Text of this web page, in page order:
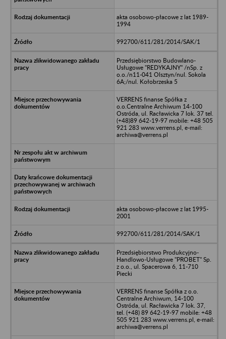
akta osobowo-płacowe z lat 1989-
1994
992700/611/281/2014/SAK/1
Przedsiębiorstwo Budowlano-
Usługowe "REDYKAJNY" /nSp. z
o.o./n11-041 Olsztyn/nul. Sokola
6A;/nul. Kołobrzeska 5
VERRENS finanse Spółka z
o.o.Centralne Archiwum 14-100
Ostróda, ul. Racławicka 7 lok. 37 tel.
(+48)89 642-19-97 mobile: +48 505
921 283 www.verrens.pl, e-mail:
archiwa@verrens.pl
akta osobowo-płacowe z lat 1995-
2001
992700/611/281/2014/SAK/1
Przedsiębiorstwo Produkcyjno-
Handlowo-Usługowe "PROBET" Sp.
z o.o., ul. Spacerowa 6, 11-710
Piecki
VERRENS finanse Spółka z o.o.
Centralne Archiwum, 14-100
Ostróda, ul. Racławicka 7 lok. 37,
tel. (+48) 89 642-19-97 mobile: +48
505 921 283 www.verrens.pl, e-mail:
archiwa@verrens.pl